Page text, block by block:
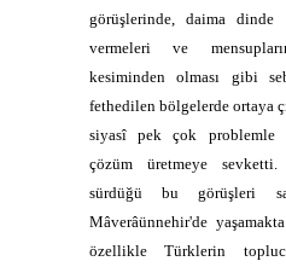
görüşlerinde, daima
vermeleri ve
kesiminden olması gibi
fethedilen bölgelerde ortaya
siyasî pek çok problemle
çözüm üretmeye
sürdüğü bu görüşleri
Mâverâünnehir'de
özellikle Türklerin